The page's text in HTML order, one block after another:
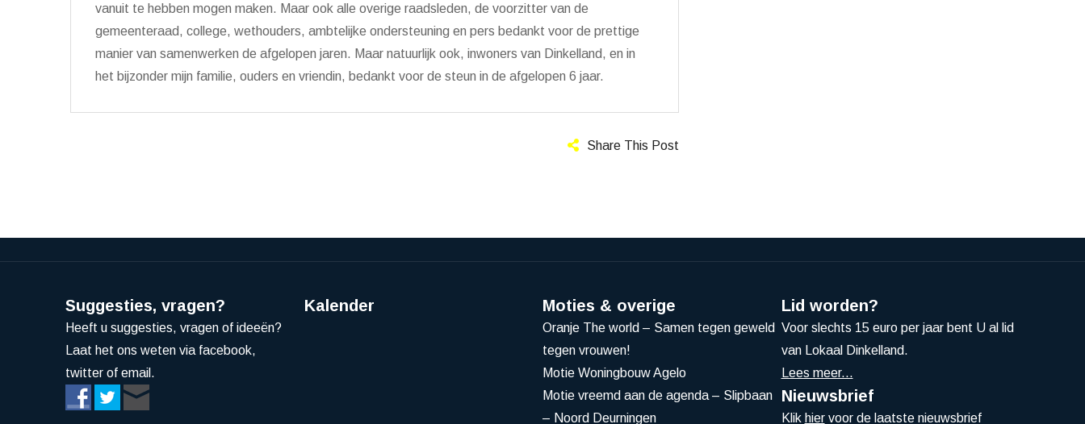
vanuit te hebben mogen maken. Maar ook alle overige raadsleden, de voorzitter van de
gemeenteraad, college, wethouders, ambtelijke ondersteuning en pers bedankt voor de prettige
manier van samenwerken de afgelopen jaren. Maar natuurlijk ook, inwoners van Dinkelland, en in
het bijzonder mijn familie, ouders en vriendin, bedankt voor de steun in de afgelopen 6 jaar.
Share This Post
Suggesties, vragen?
Heeft u suggesties, vragen of ideeën?
Laat het ons weten via facebook,
twitter of email.
Kalender Moties & overige
Oranje The world – Samen tegen geweld
tegen vrouwen!
Motie Woningbouw Agelo
Motie vreemd aan de agenda – Slipbaan
– Noord Deurningen
Lid worden?
Voor slechts 15 euro per jaar bent U al lid
van Lokaal Dinkelland.
Lees meer...
Nieuwsbrief
Klik hiervoor de laatste nieuwsbrief